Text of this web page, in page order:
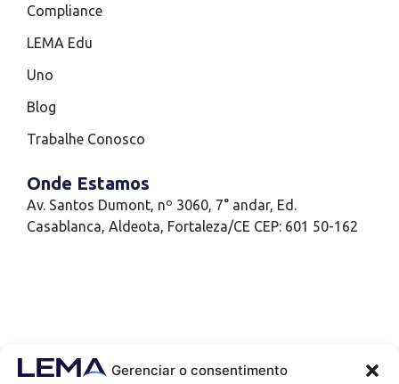
Gerenciar o consentimento
Compliance
LEMA Edu
Uno
Blog
Trabalhe Conosco
Onde Estamos
Av. Santos Dumont, nº 3060, 7° andar, Ed.
Casablanca, Aldeota, Fortaleza/CE CEP: 601 50-162